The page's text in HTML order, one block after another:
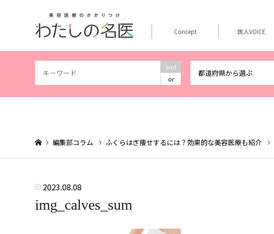
and
or
都道府県から選ぶ
Concept 医人VOICE
編集部コラム ふくらはぎ痩せするには？効果的な美容医療も紹介
2023.08.08
img_calves_sum